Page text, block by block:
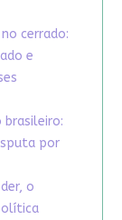
cerrado:
e
brasileiro:
por
o